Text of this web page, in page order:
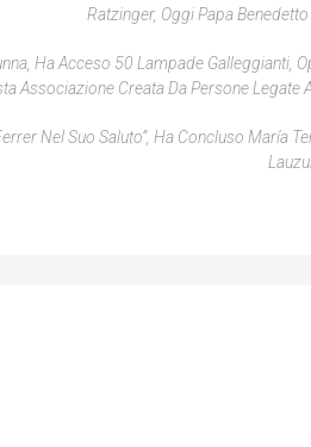
Ratzinger, Oggi Papa Benedetto
Ha Acceso 50 Lampade Galleggianti,
Associazione Creata Da Persone Legate
Nel Suo Saluto”, Ha Concluso María